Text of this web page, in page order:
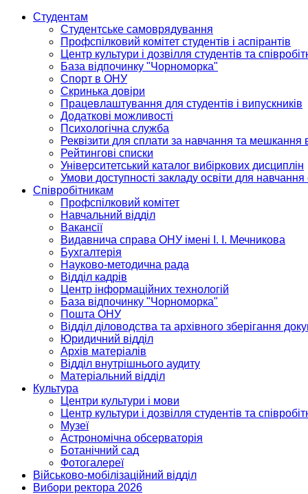
Студентам
Студентське самоврядування
Профспілковий комітет студентів і аспірантів
Центр культури і дозвілля студентів та
База відпочинку "Чорноморка"
Спорт в ОНУ
Скринька довіри
Працевлаштування для студентів і випускників
Додаткові можливості
Психологічна служба
Реквізити для сплати за навчання та мешкання
Рейтингові списки
Університетський каталог вибіркових дисциплін
Умови доступності закладу освіти для
Співробітникам
Профспілковий комітет
Навчальний відділ
Вакансії
Видавнича справа ОНУ імені І. І. Мечникова
Бухгалтерія
Науково-методична рада
Відділ кадрів
Центр інформаційних технологій
База відпочинку "Чорноморка"
Пошта ОНУ
Відділ діловодства та архівного зберігання
Юридичний відділ
Архів матеріалів
Відділ внутрішнього аудиту
Матеріальний відділ
Культура
Центри культури і мови
Центр культури і дозвілля студентів та
Музеї
Астрономічна обсерваторія
Ботанічний сад
Фотогалереї
Військово-мобілізаційний відділ
Вибори ректора 2026